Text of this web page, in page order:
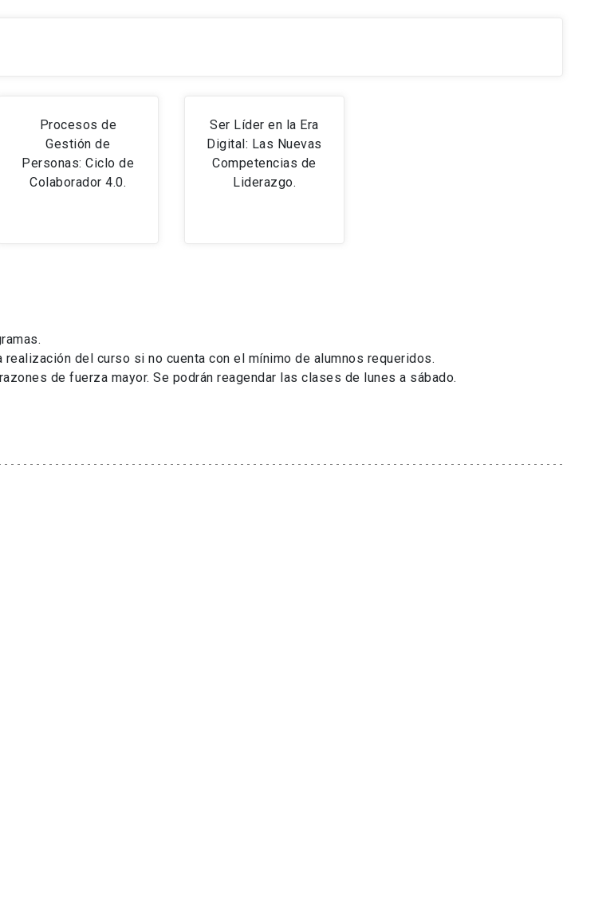
Procesos de
Gestión de
Personas: Ciclo de
Colaborador 4.0.
Ser Líder en la Era
Digital: Las Nuevas
Competencias de
Liderazgo.
del curso si no cuenta con el mínimo de alumnos requeridos.
de fuerza mayor. Se podrán reagendar las clases de lunes a sábado.